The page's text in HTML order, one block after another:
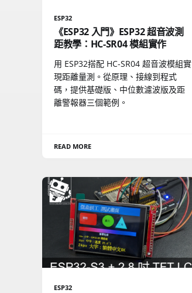
ESP32
《ESP32 入門》ESP32 超音波測
距教學：HC-SR04 模組實作
用 ESP32搭配 HC-SR04 超音波模組實
現距離量測。從原理、接線到程式
碼，提供基礎版、中位數濾波版及距
離警報器三個範例。
READ MORE
ESP32